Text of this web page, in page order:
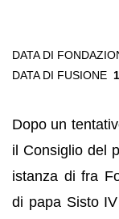
DATA DI
DATA DI FUSIONE
Dopo un
il Consiglio del
istanza di fra
di papa Sisto